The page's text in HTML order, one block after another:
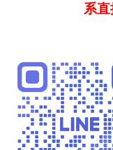
系直